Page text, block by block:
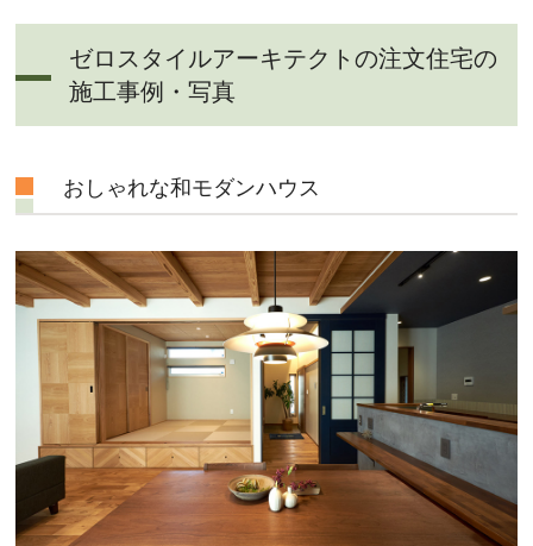
ゼロスタイルアーキテクトの注文住宅の
施工事例・写真
おしゃれな和モダンハウス